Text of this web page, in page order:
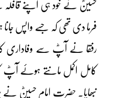
حسینؓ نے خود ہی اپنے
فرما دی تھی کہ جسے واپس
رفقا نے آپؓ سے وفاداری کا
کامل اکمل مانتے ہوئے آپؓ
نبھایا۔ حضرت امام حسینؓ نے